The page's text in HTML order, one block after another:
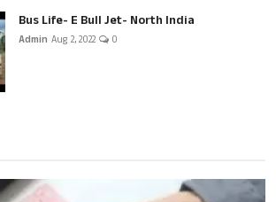
Bus Life- E Bull Jet- North India
Admin Aug 2, 2022 0